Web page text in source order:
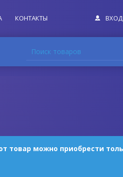
КОНТАКТЫ ВХОД
Поиск товаров
товар можно приобрести